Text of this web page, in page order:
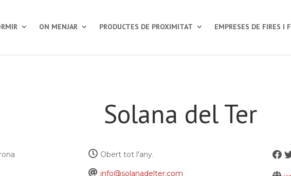
ON MENJAR PRODUCTES DE PROXIMITAT EMPRESES DE FIRES I
Solana del Ter
Obert tot l'any.
info@solanadelter.com